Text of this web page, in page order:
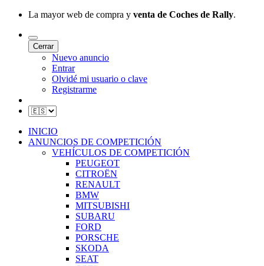
La mayor web de compra y venta de Coches de Rally.
Cerrar
Nuevo anuncio
Entrar
Olvidé mi usuario o clave
Registrarme
INICIO
ANUNCIOS DE COMPETICIÓN
VEHÍCULOS DE COMPETICIÓN
PEUGEOT
CITROËN
RENAULT
BMW
MITSUBISHI
SUBARU
FORD
PORSCHE
SKODA
SEAT